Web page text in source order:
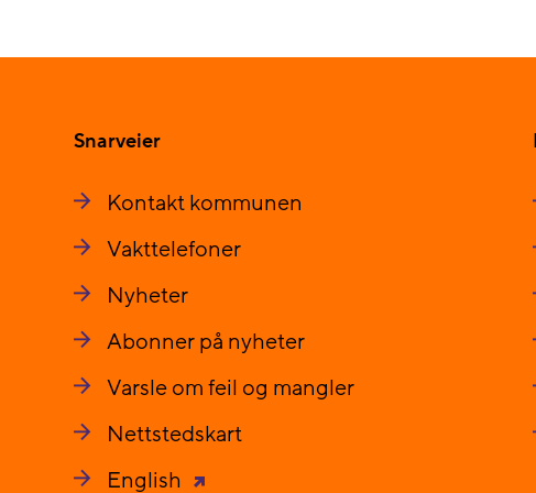
Snarveier
Kontakt kommunen
Vakttelefoner
Nyheter
Abonner på nyheter
Varsle om feil og mangler
Nettstedskart
English